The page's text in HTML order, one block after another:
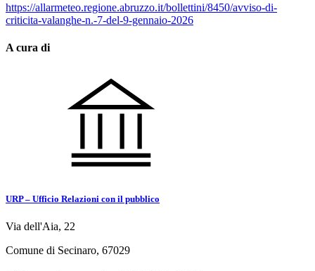
https://allarmeteo.regione.abruzzo.it/bollettini/8450/avviso-di-
criticita-valanghe-n.-7-del-9-gennaio-2026
A cura di
URP – Ufficio Relazioni con il pubblico
Via dell'Aia, 22
Comune di Secinaro, 67029